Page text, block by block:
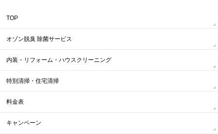
TOP
オゾン脱臭 除菌サービス
内装・リフォーム・ハウスクリーニング
特別清掃・住宅清掃
料金表
キャンペーン